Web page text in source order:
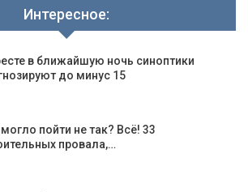
Интересное:
в ближайшую ночь синоптики
до минус 15
пойти не так? Всё! 33
провала,…